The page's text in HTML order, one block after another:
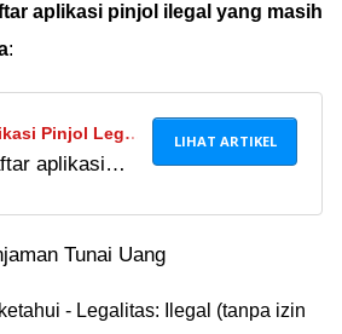
aplikasi pinjol ilegal yang masih
:
Pinjol Legal
dan Limit
aplikasi
2024 di
salah
LIHAT ARTIKEL
Tunai Uang
- Legalitas: Ilegal (tanpa izin